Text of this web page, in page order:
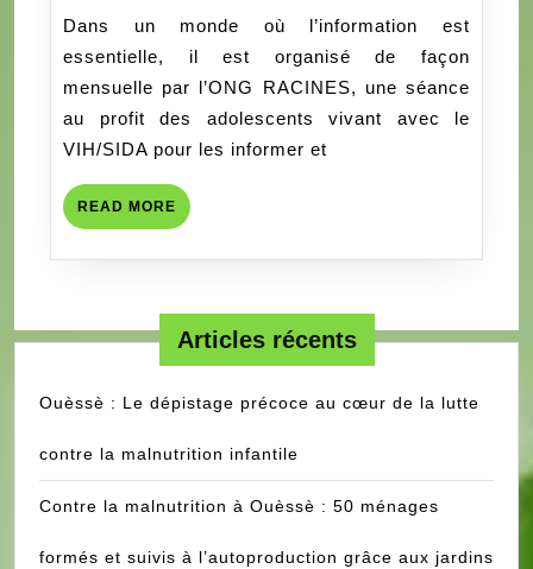
𝗟𝗔
𝗦𝗔𝗡𝗧𝗘
𝗦𝗘𝗫𝗨𝗘𝗟𝗟𝗘
𝗘𝗧
𝗠𝗘𝗡𝗧𝗔𝗟𝗘
:
𝗘𝗟𝗘𝗠𝗘𝗡𝗧
𝗜𝗠𝗣𝗢𝗥𝗧𝗔𝗡𝗧
𝗟𝗔
𝗠𝗜𝗦𝗦𝗜𝗢𝗡
𝗗𝗘
𝗟’𝗢𝗡𝗚
Dans un monde où l’information est
essentielle, il est organisé de façon
mensuelle par l’ONG RACINES, une séance
au profit des adolescents vivant avec le
VIH/SIDA pour les informer et
READ MORE READ
MORE
Articles récents
Ouèssè : Le dépistage précoce au cœur de la lutte
contre la malnutrition infantile
Contre la malnutrition à Ouèssè : 50 ménages
formés et suivis à l’autoproduction grâce aux jardins